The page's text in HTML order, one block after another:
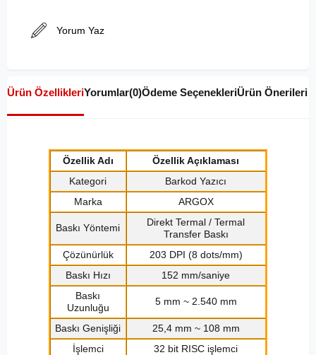
Yorum Yaz
Ürün ÖzellikleriYorumlar(0)Ödeme SeçenekleriÜrün Önerileri
Özellik Adı
Özellik Açıklaması
Kategori
Barkod Yazıcı
Marka
ARGOX
Baskı Yöntemi
Direkt Termal / Termal
Transfer Baskı
Çözünürlük
203 DPI (8 dots/mm)
Baskı Hızı
152 mm/saniye
Baskı
Uzunluğu
5 mm ~ 2.540 mm
Baskı Genişliği
25,4 mm ~ 108 mm
İşlemci
32 bit RISC işlemci